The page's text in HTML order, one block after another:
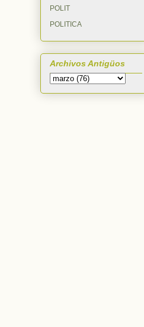
POLIT
POLITICA
Archivos Antigüos